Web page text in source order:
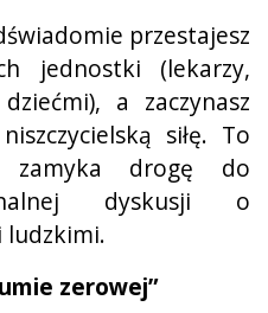
przestajesz
jednostki (lekarzy,
a zaczynasz
siłę. To
drogę do
dyskusji o
ludzkimi.
zerowej”